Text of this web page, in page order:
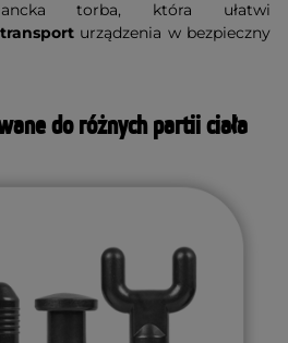
torba, która ułatwi
urządzenia w bezpieczny
do różnych partii ciała